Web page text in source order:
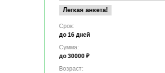
Легкая анкета!
Срок:
до 16 дней
Сумма:
до 30000 ₽
Возраст: